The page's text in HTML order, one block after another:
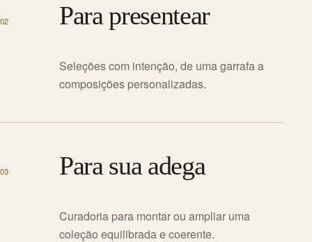
02 Para presentear
Seleções com intenção, de uma garrafa a
composições personalizadas.
03 Para sua adega
Curadoria para montar ou ampliar uma
coleção equilibrada e coerente.